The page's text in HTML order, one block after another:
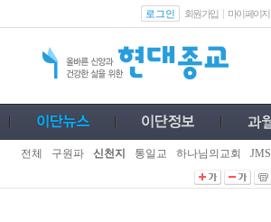
로그인 회원가입 마이페이지
전체 구원파 신천지 통일교 하나님의교회 JMS